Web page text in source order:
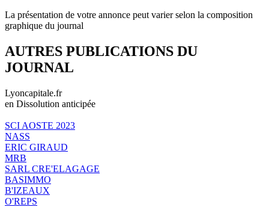
La présentation de votre annonce peut varier selon la composition
graphique du journal
AUTRES PUBLICATIONS DU
JOURNAL
Lyoncapitale.fr
en Dissolution anticipée
SCI AOSTE 2023
NASS
ERIC GIRAUD
MRB
SARL CRE'ELAGAGE
BASIMMO
B'IZEAUX
O'REPS